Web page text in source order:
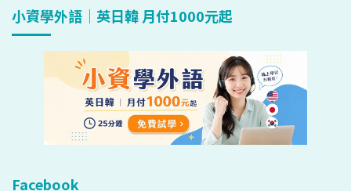
小資學外語｜英日韓 月付1000元起
Facebook